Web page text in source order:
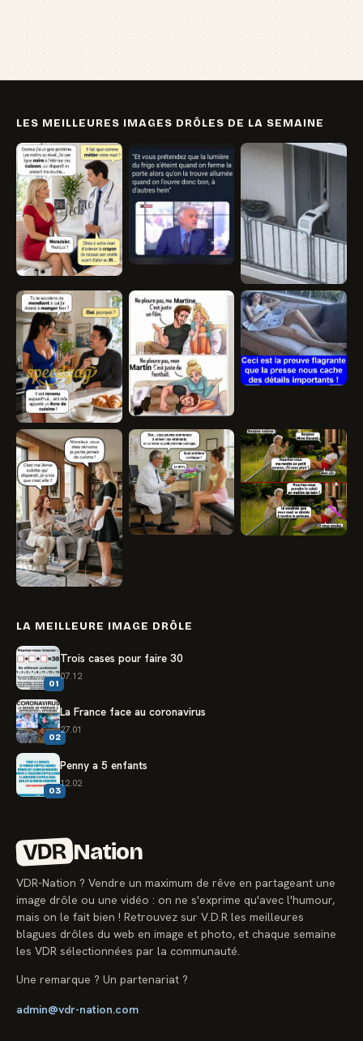
LES MEILLEURES IMAGES DRÔLES DE LA SEMAINE
LA MEILLEURE IMAGE DRÔLE
01
Trois cases pour faire 30
07.12
02
La France face au coronavirus
27.01
03
Penny a 5 enfants
12.02
VDR Nation
VDR-Nation ? Vendre un maximum de rêve en partageant une
image drôle ou une vidéo : on ne s'exprime qu'avec l'humour,
mais on le fait bien ! Retrouvez sur V.D.R les meilleures
blagues drôles du web en image et photo, et chaque semaine
les VDR sélectionnées par la communauté.
Une remarque ? Un partenariat ?
admin@vdr-nation.com